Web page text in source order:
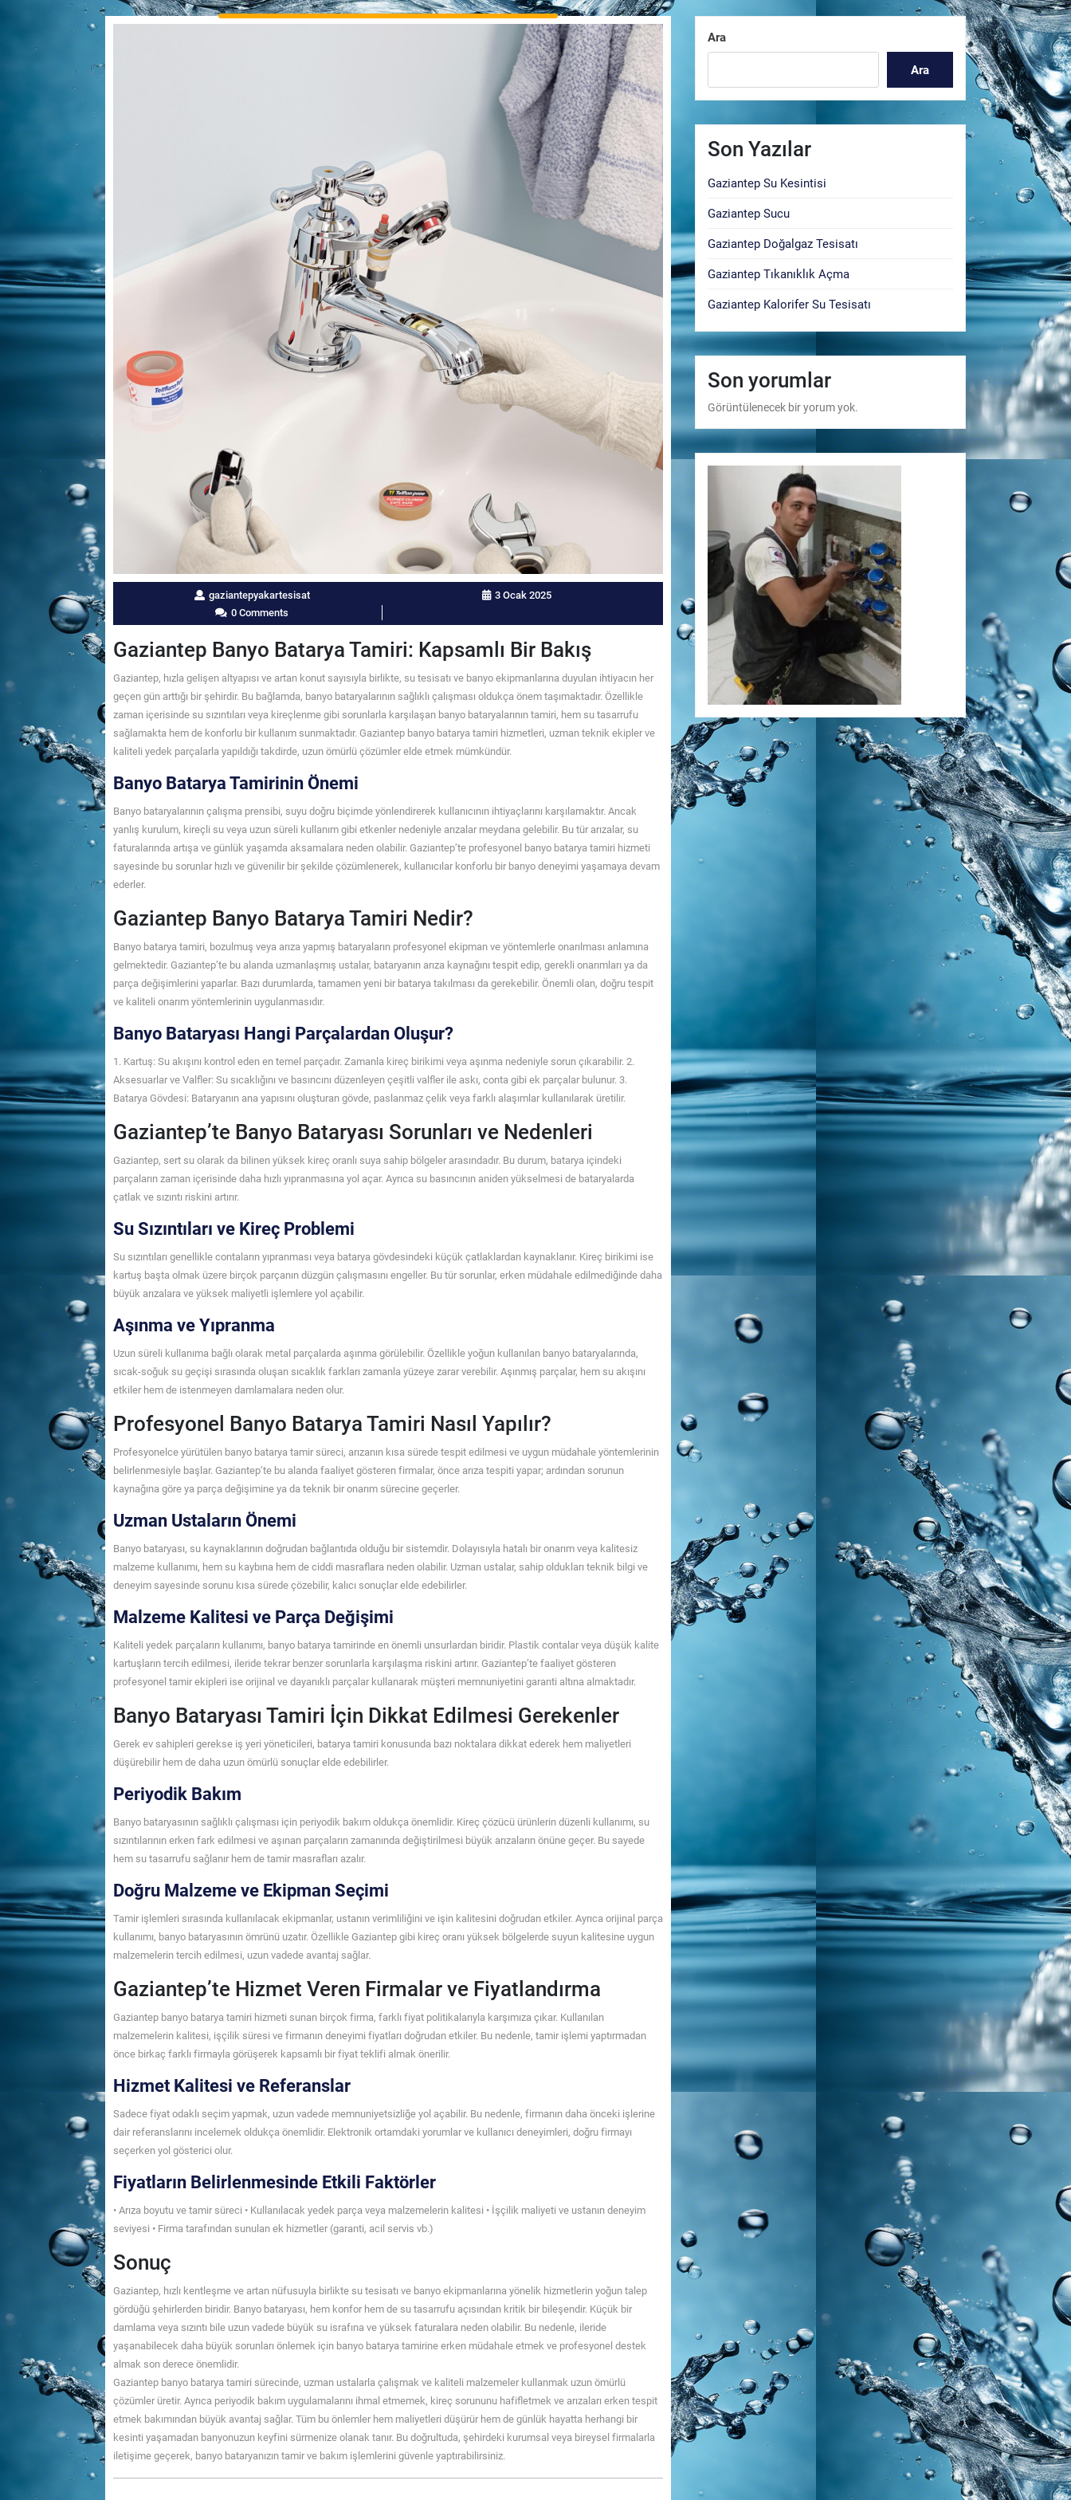
gaziantepyakartesisat
3 Ocak 2025
0 Comments
Gaziantep Banyo Batarya Tamiri: Kapsamlı Bir Bakış
Gaziantep, hızla gelişen altyapısı ve artan konut sayısıyla birlikte, su tesisatı ve banyo ekipmanlarına duyulan ihtiyacın her
geçen gün arttığı bir şehirdir. Bu bağlamda, banyo bataryalarının sağlıklı çalışması oldukça önem taşımaktadır. Özellikle
zaman içerisinde su sızıntıları veya kireçlenme gibi sorunlarla karşılaşan banyo bataryalarının tamiri, hem su tasarrufu
sağlamakta hem de konforlu bir kullanım sunmaktadır. Gaziantep banyo batarya tamiri hizmetleri, uzman teknik ekipler ve
kaliteli yedek parçalarla yapıldığı takdirde, uzun ömürlü çözümler elde etmek mümkündür.
Banyo Batarya Tamirinin Önemi
Banyo bataryalarının çalışma prensibi, suyu doğru biçimde yönlendirerek kullanıcının ihtiyaçlarını karşılamaktır. Ancak
yanlış kurulum, kireçli su veya uzun süreli kullanım gibi etkenler nedeniyle arızalar meydana gelebilir. Bu tür arızalar, su
faturalarında artışa ve günlük yaşamda aksamalara neden olabilir. Gaziantep’te profesyonel banyo batarya tamiri hizmeti
sayesinde bu sorunlar hızlı ve güvenilir bir şekilde çözümlenerek, kullanıcılar konforlu bir banyo deneyimi yaşamaya devam
ederler.
Gaziantep Banyo Batarya Tamiri Nedir?
Banyo batarya tamiri, bozulmuş veya arıza yapmış bataryaların profesyonel ekipman ve yöntemlerle onarılması anlamına
gelmektedir. Gaziantep’te bu alanda uzmanlaşmış ustalar, bataryanın arıza kaynağını tespit edip, gerekli onarımları ya da
parça değişimlerini yaparlar. Bazı durumlarda, tamamen yeni bir batarya takılması da gerekebilir. Önemli olan, doğru tespit
ve kaliteli onarım yöntemlerinin uygulanmasıdır.
Banyo Bataryası Hangi Parçalardan Oluşur?
1. Kartuş: Su akışını kontrol eden en temel parçadır. Zamanla kireç birikimi veya aşınma nedeniyle sorun çıkarabilir. 2.
Aksesuarlar ve Valfler: Su sıcaklığını ve basıncını düzenleyen çeşitli valfler ile askı, conta gibi ek parçalar bulunur. 3.
Batarya Gövdesi: Bataryanın ana yapısını oluşturan gövde, paslanmaz çelik veya farklı alaşımlar kullanılarak üretilir.
Gaziantep’te Banyo Bataryası Sorunları ve Nedenleri
Gaziantep, sert su olarak da bilinen yüksek kireç oranlı suya sahip bölgeler arasındadır. Bu durum, batarya içindeki
parçaların zaman içerisinde daha hızlı yıpranmasına yol açar. Ayrıca su basıncının aniden yükselmesi de bataryalarda
çatlak ve sızıntı riskini artırır.
Su Sızıntıları ve Kireç Problemi
Su sızıntıları genellikle contaların yıpranması veya batarya gövdesindeki küçük çatlaklardan kaynaklanır. Kireç birikimi ise
kartuş başta olmak üzere birçok parçanın düzgün çalışmasını engeller. Bu tür sorunlar, erken müdahale edilmediğinde daha
büyük arızalara ve yüksek maliyetli işlemlere yol açabilir.
Aşınma ve Yıpranma
Uzun süreli kullanıma bağlı olarak metal parçalarda aşınma görülebilir. Özellikle yoğun kullanılan banyo bataryalarında,
sıcak-soğuk su geçişi sırasında oluşan sıcaklık farkları zamanla yüzeye zarar verebilir. Aşınmış parçalar, hem su akışını
etkiler hem de istenmeyen damlamalara neden olur.
Profesyonel Banyo Batarya Tamiri Nasıl Yapılır?
Profesyonelce yürütülen banyo batarya tamir süreci, arızanın kısa sürede tespit edilmesi ve uygun müdahale yöntemlerinin
belirlenmesiyle başlar. Gaziantep’te bu alanda faaliyet gösteren firmalar, önce arıza tespiti yapar; ardından sorunun
kaynağına göre ya parça değişimine ya da teknik bir onarım sürecine geçerler.
Uzman Ustaların Önemi
Banyo bataryası, su kaynaklarının doğrudan bağlantıda olduğu bir sistemdir. Dolayısıyla hatalı bir onarım veya kalitesiz
malzeme kullanımı, hem su kaybına hem de ciddi masraflara neden olabilir. Uzman ustalar, sahip oldukları teknik bilgi ve
deneyim sayesinde sorunu kısa sürede çözebilir, kalıcı sonuçlar elde edebilirler.
Malzeme Kalitesi ve Parça Değişimi
Kaliteli yedek parçaların kullanımı, banyo batarya tamirinde en önemli unsurlardan biridir. Plastik contalar veya düşük kalite
kartuşların tercih edilmesi, ileride tekrar benzer sorunlarla karşılaşma riskini artırır. Gaziantep’te faaliyet gösteren
profesyonel tamir ekipleri ise orijinal ve dayanıklı parçalar kullanarak müşteri memnuniyetini garanti altına almaktadır.
Banyo Bataryası Tamiri İçin Dikkat Edilmesi Gerekenler
Gerek ev sahipleri gerekse iş yeri yöneticileri, batarya tamiri konusunda bazı noktalara dikkat ederek hem maliyetleri
düşürebilir hem de daha uzun ömürlü sonuçlar elde edebilirler.
Periyodik Bakım
Banyo bataryasının sağlıklı çalışması için periyodik bakım oldukça önemlidir. Kireç çözücü ürünlerin düzenli kullanımı, su
sızıntılarının erken fark edilmesi ve aşınan parçaların zamanında değiştirilmesi büyük arızaların önüne geçer. Bu sayede
hem su tasarrufu sağlanır hem de tamir masrafları azalır.
Doğru Malzeme ve Ekipman Seçimi
Tamir işlemleri sırasında kullanılacak ekipmanlar, ustanın verimliliğini ve işin kalitesini doğrudan etkiler. Ayrıca orijinal parça
kullanımı, banyo bataryasının ömrünü uzatır. Özellikle Gaziantep gibi kireç oranı yüksek bölgelerde suyun kalitesine uygun
malzemelerin tercih edilmesi, uzun vadede avantaj sağlar.
Gaziantep’te Hizmet Veren Firmalar ve Fiyatlandırma
Gaziantep banyo batarya tamiri hizmeti sunan birçok firma, farklı fiyat politikalarıyla karşımıza çıkar. Kullanılan
malzemelerin kalitesi, işçilik süresi ve firmanın deneyimi fiyatları doğrudan etkiler. Bu nedenle, tamir işlemi yaptırmadan
önce birkaç farklı firmayla görüşerek kapsamlı bir fiyat teklifi almak önerilir.
Hizmet Kalitesi ve Referanslar
Sadece fiyat odaklı seçim yapmak, uzun vadede memnuniyetsizliğe yol açabilir. Bu nedenle, firmanın daha önceki işlerine
dair referanslarını incelemek oldukça önemlidir. Elektronik ortamdaki yorumlar ve kullanıcı deneyimleri, doğru firmayı
seçerken yol gösterici olur.
Fiyatların Belirlenmesinde Etkili Faktörler
• Arıza boyutu ve tamir süreci • Kullanılacak yedek parça veya malzemelerin kalitesi • İşçilik maliyeti ve ustanın deneyim
seviyesi • Firma tarafından sunulan ek hizmetler (garanti, acil servis vb.)
Sonuç
Gaziantep, hızlı kentleşme ve artan nüfusuyla birlikte su tesisatı ve banyo ekipmanlarına yönelik hizmetlerin yoğun talep
gördüğü şehirlerden biridir. Banyo bataryası, hem konfor hem de su tasarrufu açısından kritik bir bileşendir. Küçük bir
damlama veya sızıntı bile uzun vadede büyük su israfına ve yüksek faturalara neden olabilir. Bu nedenle, ileride
yaşanabilecek daha büyük sorunları önlemek için banyo batarya tamirine erken müdahale etmek ve profesyonel destek
almak son derece önemlidir.
Gaziantep banyo batarya tamiri sürecinde, uzman ustalarla çalışmak ve kaliteli malzemeler kullanmak uzun ömürlü
çözümler üretir. Ayrıca periyodik bakım uygulamalarını ihmal etmemek, kireç sorununu hafifletmek ve arızaları erken tespit
etmek bakımından büyük avantaj sağlar. Tüm bu önlemler hem maliyetleri düşürür hem de günlük hayatta herhangi bir
kesinti yaşamadan banyonuzun keyfini sürmenize olanak tanır. Bu doğrultuda, şehirdeki kurumsal veya bireysel firmalarla
iletişime geçerek, banyo bataryanızın tamir ve bakım işlemlerini güvenle yaptırabilirsiniz.
Ara
Ara
Son Yazılar
Gaziantep Su Kesintisi
Gaziantep Sucu
Gaziantep Doğalgaz Tesisatı
Gaziantep Tıkanıklık Açma
Gaziantep Kalorifer Su Tesisatı
Son yorumlar
Görüntülenecek bir yorum yok.